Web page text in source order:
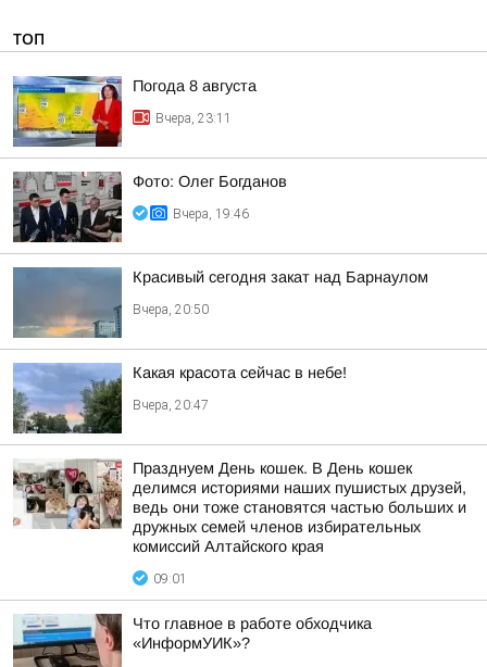
ТОП
Погода 8 августа
Вчера, 23:11
Фото: Олег Богданов
Вчера, 19:46
Красивый сегодня закат над Барнаулом
Вчера, 20:50
Какая красота сейчас в небе!
Вчера, 20:47
Празднуем День кошек. В День кошек
делимся историями наших пушистых друзей,
ведь они тоже становятся частью больших и
дружных семей членов избирательных
комиссий Алтайского края
09:01
Что главное в работе обходчика
«ИнформУИК»?